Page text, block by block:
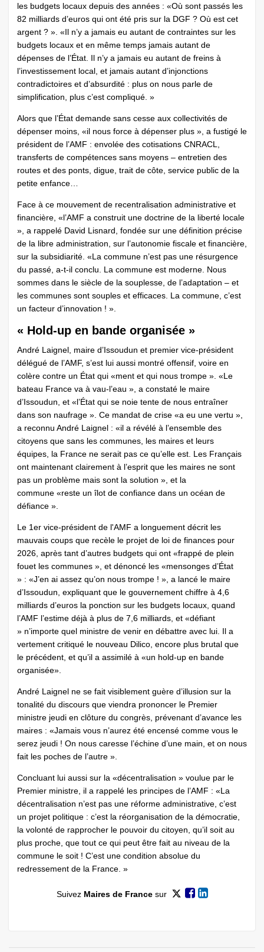
les budgets locaux depuis des années : «Où sont passés les
82 milliards d’euros qui ont été pris sur la DGF ? Où est cet
argent ? ». «Il n’y a jamais eu autant de contraintes sur les
budgets locaux et en même temps jamais autant de
dépenses de l’État. Il n’y a jamais eu autant de freins à
l’investissement local, et jamais autant d’injonctions
contradictoires et d’absurdité : plus on nous parle de
simplification, plus c’est compliqué. »
Alors que l’État demande sans cesse aux collectivités de
dépenser moins, «il nous force à dépenser plus », a fustigé le
président de l’AMF : envolée des cotisations CNRACL,
transferts de compétences sans moyens – entretien des
routes et des ponts, digue, trait de côte, service public de la
petite enfance…
Face à ce mouvement de recentralisation administrative et
financière, «l’AMF a construit une doctrine de la liberté locale
», a rappelé David Lisnard, fondée sur une définition précise
de la libre administration, sur l’autonomie fiscale et financière,
sur la subsidiarité. «La commune n’est pas une résurgence
du passé, a-t-il conclu. La commune est moderne. Nous
sommes dans le siècle de la souplesse, de l’adaptation – et
les communes sont souples et efficaces. La commune, c’est
un facteur d’innovation ! ».
« Hold-up en bande organisée »
André Laignel, maire d’Issoudun et premier vice-président
délégué de l’AMF, s’est lui aussi montré offensif, voire en
colère contre un État qui «ment et qui nous trompe ». «Le
bateau France va à vau-l’eau », a constaté le maire
d’Issoudun, et «l’État qui se noie tente de nous entraîner
dans son naufrage ». Ce mandat de crise «a eu une vertu »,
a reconnu André Laignel : «il a révélé à l’ensemble des
citoyens que sans les communes, les maires et leurs
équipes, la France ne serait pas ce qu’elle est. Les Français
ont maintenant clairement à l’esprit que les maires ne sont
pas un problème mais sont la solution », et la
commune «reste un îlot de confiance dans un océan de
défiance ».
Le 1er vice-président de l'AMF a longuement décrit les
mauvais coups que recèle le projet de loi de finances pour
2026, après tant d’autres budgets qui ont «frappé de plein
fouet les communes », et dénoncé les «mensonges d’État
» : «J’en ai assez qu’on nous trompe ! », a lancé le maire
d’Issoudun, expliquant que le gouvernement chiffre à 4,6
milliards d’euros la ponction sur les budgets locaux, quand
l’AMF l’estime déjà à plus de 7,6 milliards, et «défiant
» n’importe quel ministre de venir en débattre avec lui. Il a
vertement critiqué le nouveau Dilico, encore plus brutal que
le précédent, et qu’il a assimilé à «un hold-up en bande
organisée».
André Laignel ne se fait visiblement guère d’illusion sur la
tonalité du discours que viendra prononcer le Premier
ministre jeudi en clôture du congrès, prévenant d’avance les
maires : «Jamais vous n’aurez été encensé comme vous le
serez jeudi ! On nous caresse l’échine d’une main, et on nous
fait les poches de l’autre ».
Concluant lui aussi sur la «décentralisation » voulue par le
Premier ministre, il a rappelé les principes de l’AMF : «La
décentralisation n’est pas une réforme administrative, c’est
un projet politique : c’est la réorganisation de la démocratie,
la volonté de rapprocher le pouvoir du citoyen, qu’il soit au
plus proche, que tout ce qui peut être fait au niveau de la
commune le soit ! C’est une condition absolue du
redressement de la France. »
Suivez Maires de Francesur